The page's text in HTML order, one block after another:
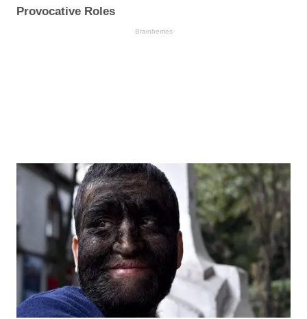
Provocative Roles
Brainberries